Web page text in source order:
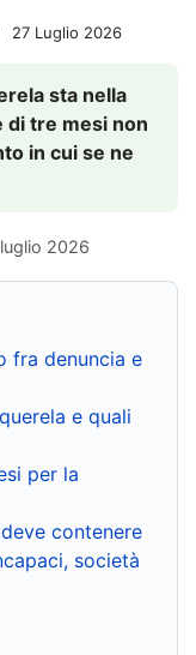
27 Luglio 2026
sta nella
di tre mesi non
in cui se ne
2026
fra denuncia e
e quali
per la
contenere
società